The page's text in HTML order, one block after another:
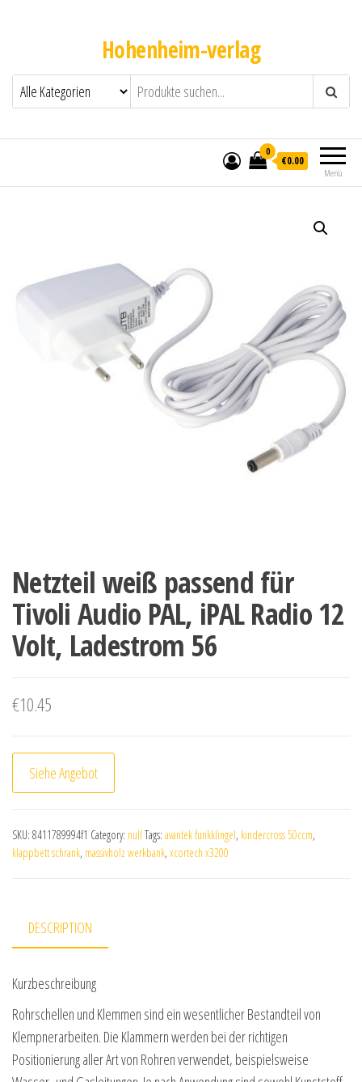
Hohenheim-verlag
Menü
0
€0.00
Netzteil weiß passend für
Tivoli Audio PAL, iPAL Radio 12
Volt, Ladestrom 56
€10.45
Siehe Angebot
SKU: 8411789994f1 Category: null Tags: avantek funkklingel, kindercross 50ccm,
klappbett schrank, massivholz werkbank, xcortech x3200
DESCRIPTION
Kurzbeschreibung
Rohrschellen und Klemmen sind ein wesentlicher Bestandteil von
Klempnerarbeiten. Die Klammern werden bei der richtigen
Positionierung aller Art von Rohren verwendet, beispielsweise